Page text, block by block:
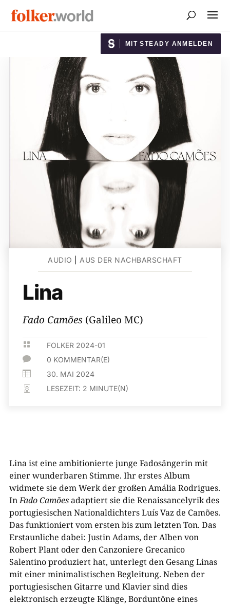
MIT STEADY ANMELDEN
AUDIO AUS DER NACHBARSCHAFT
Lina
Fado Camões (Galileo MC)
 FOLKER 2024-01
 0 KOMMENTAR(E)
 30. MAI 2024
 LESEZEIT: 2 MINUTE(N)
Lina ist eine ambitionierte junge Fadosängerin mit
einer wunderbaren Stimme. Ihr erstes Album
widmete sie dem Werk der großen Amália Rodrigues.
InFado Camõesadaptiert sie die Renaissancelyrik des
portugiesischen Nationaldichters Luís Vaz de Camões.
Das funktioniert vom ersten bis zum letzten Ton. Das
Erstaunliche dabei: Justin Adams, der Alben von
Robert Plant oder den Canzoniere Grecanico
Salentino produziert hat, unterlegt den Gesang Linas
mit einer minimalistischen Begleitung. Neben der
portugiesischen Gitarre und Klavier sind dies
elektronisch erzeugte Klänge, Borduntöne eines